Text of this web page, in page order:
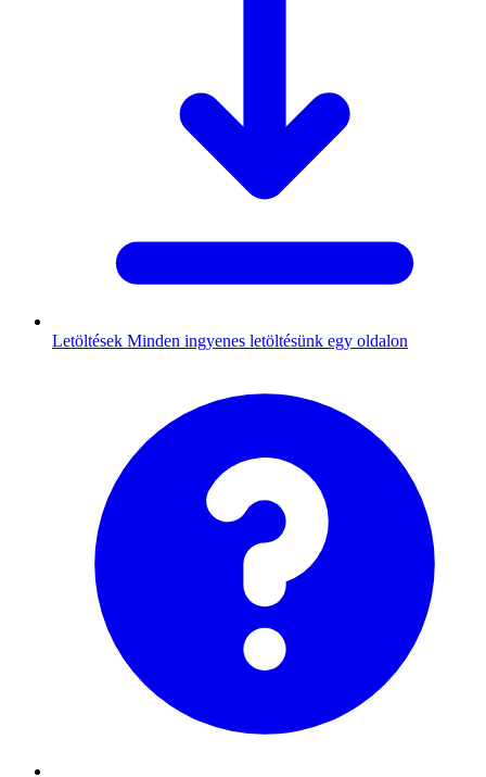
Letöltések Minden ingyenes letöltésünk egy oldalon